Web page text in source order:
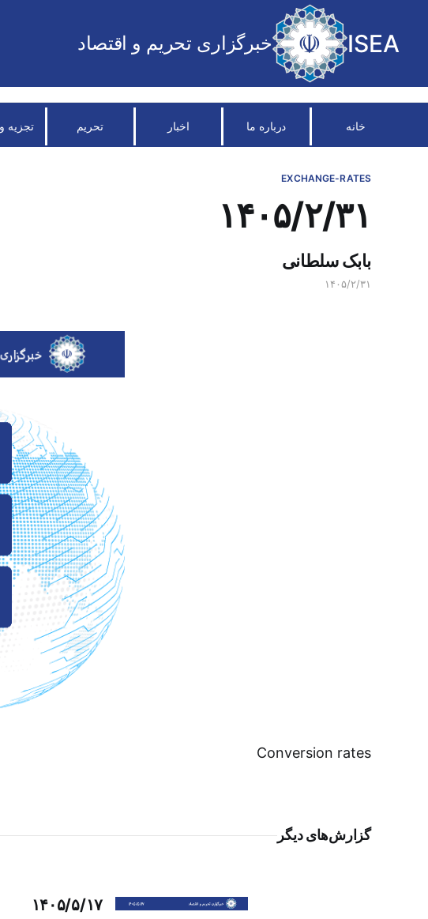
ISEA خبرگزاری تحریم و اقتصاد
خانه درباره ما اخبار تحریم تجزیه
EXCHANGE-RATES
۱۴۰۵/۲/۳۱
بابک سلطانی
۱۴۰۵/۲/۳۱
Conversion rates
گزارش‌های دیگر
۱۴۰۵/۵/۱۷